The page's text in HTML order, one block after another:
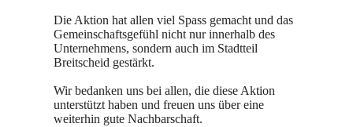
Die Aktion hat allen viel Spass gemacht und das
Gemeinschaftsgefühl nicht nur innerhalb des
Unternehmens, sondern auch im Stadtteil
Breitscheid gestärkt.
Wir bedanken uns bei allen, die diese Aktion
unterstützt haben und freuen uns über eine
weiterhin gute Nachbarschaft.